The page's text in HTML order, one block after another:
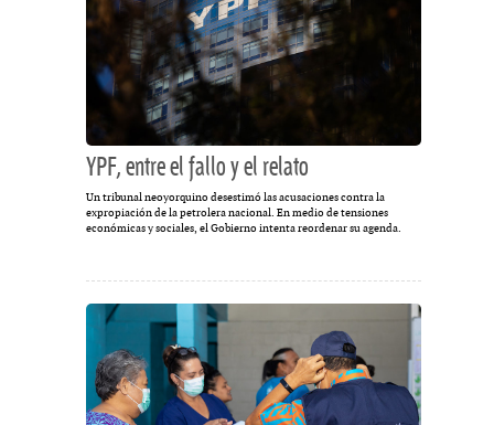
YPF, entre el fallo y el relato
Un tribunal neoyorquino desestimó las acusaciones contra la
expropiación de la petrolera nacional. En medio de tensiones
económicas y sociales, el Gobierno intenta reordenar su agenda.